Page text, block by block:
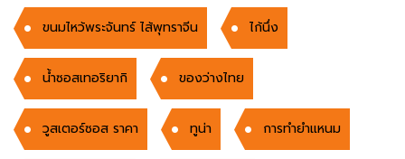
ขนมไหว้พระจันทร์ ไส้พุทราจีน ไก้นึ่ง
น้ำซอสเทอริยากิ ของว่างไทย
วูสเตอร์ซอส ราคา ทูน่า การทำยำแหนม